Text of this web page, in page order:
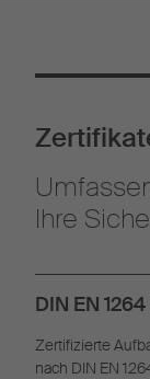
Ihre
DIN EN
Zertifizierte
nach DIN EN